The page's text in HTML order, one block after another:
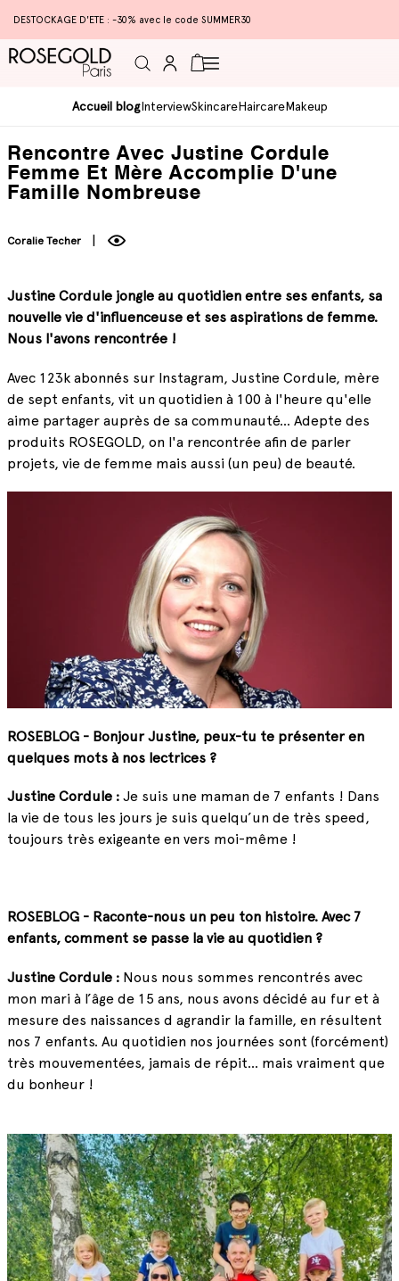
DESTOCKAGE D'ETE : -30% avec le code SUMMER30
ConnexionPanier
Accueil blogInterviewSkincareHaircareMakeup
Rencontre Avec Justine Cordule
Femme Et Mère Accomplie D'une
Famille Nombreuse
Coralie Techer
Justine Cordule jongle au quotidien entre ses enfants, sa
nouvelle vie d'influenceuse et ses aspirations de femme.
Nous l'avons rencontrée !
Avec 123k abonnés sur Instagram, Justine Cordule, mère
de sept enfants, vit un quotidien à 100 à l'heure qu'elle
aime partager auprès de sa communauté... Adepte des
produits ROSEGOLD, on l'a rencontrée afin de parler
projets, vie de femme mais aussi (un peu) de beauté.
ROSEBLOG - Bonjour Justine, peux-tu te présenter en
quelques mots à nos lectrices ?
Justine Cordule : Je suis une maman de 7 enfants ! Dans
la vie de tous les jours je suis quelqu’un de très speed,
toujours très exigeante en vers moi-même !
ROSEBLOG - Raconte-nous un peu ton histoire. Avec 7
enfants, comment se passe la vie au quotidien ?
Justine Cordule : Nous nous sommes rencontrés avec
mon mari à l’âge de 15 ans, nous avons décidé au fur et à
mesure des naissances d agrandir la famille, en résultent
nos 7 enfants. Au quotidien nos journées sont (forcément)
très mouvementées, jamais de répit... mais vraiment que
du bonheur !